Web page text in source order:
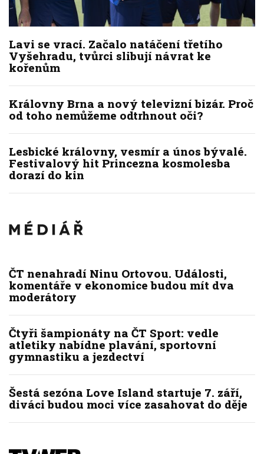
Lavi se vrací. Začalo natáčení třetího
Vyšehradu, tvůrci slibují návrat ke
kořenům
Královny Brna a nový televizní bizár. Proč
od toho nemůžeme odtrhnout oči?
Lesbické královny, vesmír a únos bývalé.
Festivalový hit Princezna kosmolesba
dorazí do kin
ČT nenahradí Ninu Ortovou. Události,
komentáře v ekonomice budou mít dva
moderátory
Čtyři šampionáty na ČT Sport: vedle
atletiky nabídne plavání, sportovní
gymnastiku a jezdectví
Šestá sezóna Love Island startuje 7. září,
diváci budou moci více zasahovat do děje